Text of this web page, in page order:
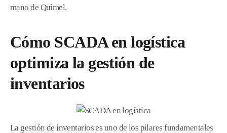
mano de Quimel.
Cómo SCADA en logística
optimiza la gestión de
inventarios
La gestión de inventarios es uno de los pilares fundamentales